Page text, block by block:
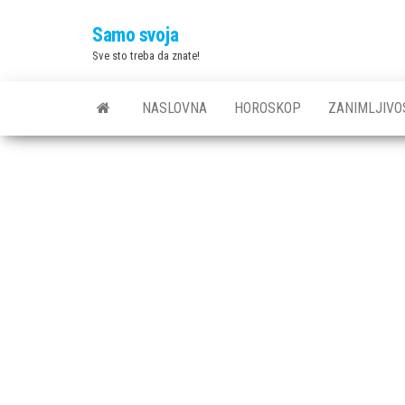
Samo svoja
Sve sto treba da znate!
NASLOVNA HOROSKOP